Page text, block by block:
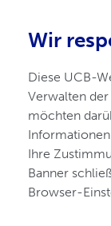
für Akne-
Wir
Diese UCB-
Verwalten
möchten
Ihre
Banner
Browser-